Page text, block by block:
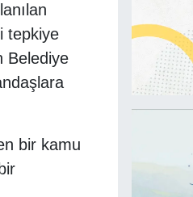
tepkiye
Belediye
bir kamu